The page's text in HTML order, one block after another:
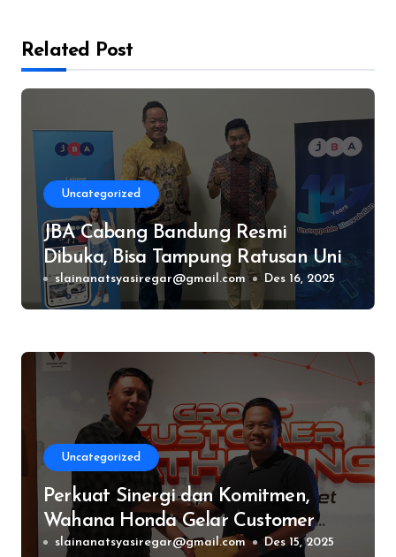
Related Post
Uncategorized
JBA Cabang Bandung Resmi
Dibuka, Bisa Tampung Ratusan Unit
Mobil dan Motor
slainanatsyasiregar@gmail.com Des 16, 2025
Uncategorized
Perkuat Sinergi dan Komitmen,
Wahana Honda Gelar Customer
Gathering GSO Fleet 2025
slainanatsyasiregar@gmail.com Des 15, 2025